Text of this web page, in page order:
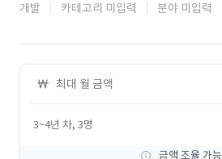
개발 카테고리 미입력 분야 미입력
최대 월 금액
3~4년 차, 3명
금액 조율 가능